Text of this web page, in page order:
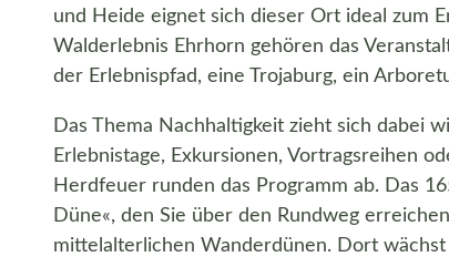
und Heide eignet sich dieser Ort ideal zum
Walderlebnis Ehrhorn gehören das
der Erlebnispfad, eine Trojaburg, ein
Das Thema Nachhaltigkeit zieht sich dabei
Erlebnistage, Exkursionen, Vortragsreihen
Herdfeuer runden das Programm ab. Das
Düne«, den Sie über den Rundweg
mittelalterlichen Wanderdünen. Dort